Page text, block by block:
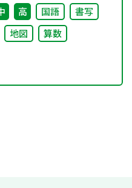
高 国語
書写
地図 算数